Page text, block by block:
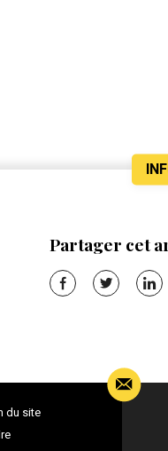
Partager cet
du site